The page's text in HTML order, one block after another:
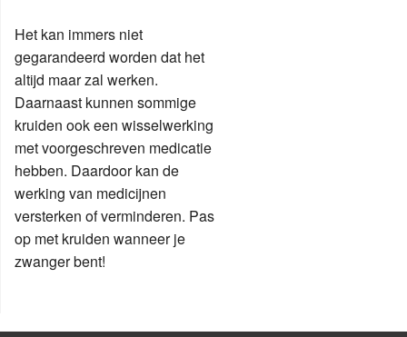
Het kan immers niet
gegarandeerd worden dat het
altijd maar zal werken.
Daarnaast kunnen sommige
kruiden ook een wisselwerking
met voorgeschreven medicatie
hebben. Daardoor kan de
werking van medicijnen
versterken of verminderen. Pas
op met kruiden wanneer je
zwanger bent!